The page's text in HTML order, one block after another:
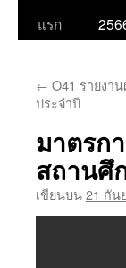
ไป
เนื้อหา
แรก
← O41 รายงา
ประจำปี
มาตรก
สถานศึ
เขียนบน21 กัน